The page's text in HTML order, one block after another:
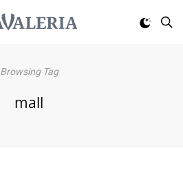
Browsing Tag
mall